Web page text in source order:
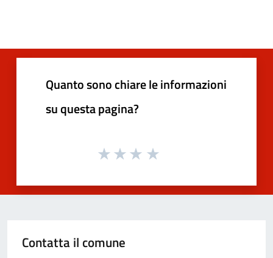
Quanto sono chiare le informazioni
su questa pagina?
Contatta il comune